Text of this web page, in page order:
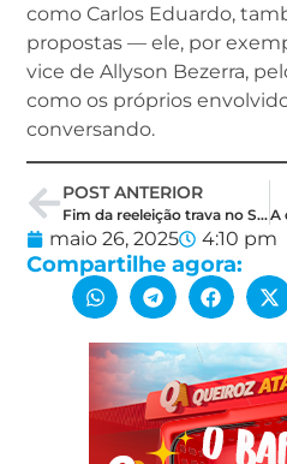
como Carlos Eduardo,
propostas — ele, por
vice de Allyson Bezerra,
como os próprios
conversando.
POST ANTERIOR
Fim da reeleição trava no Senado por impasse sobre mandatos e eleições unificadas
maio 26, 2025 4:10 pm
Compartilhe agora: